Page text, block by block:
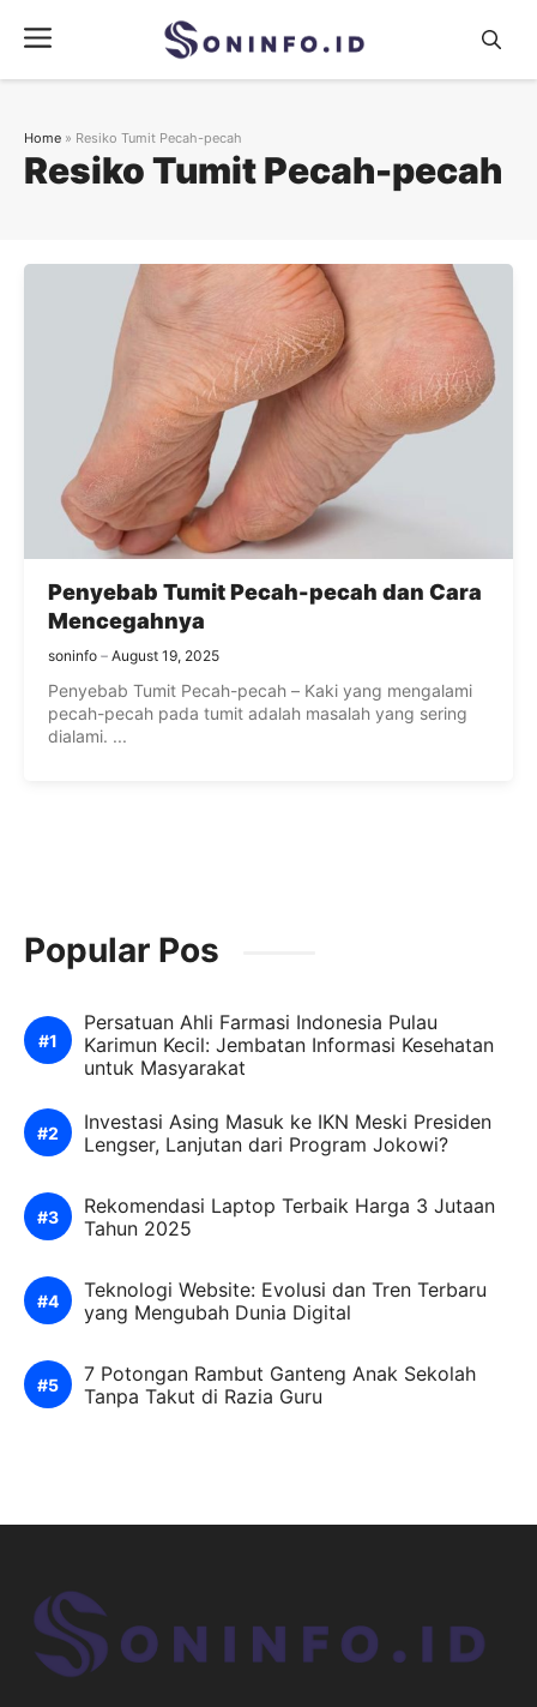
content
Menu
Resiko Tumit Pecah-pecah
Home » Resiko Tumit Pecah-pecah
Penyebab Tumit Pecah-pecah dan Cara
Mencegahnya
soninfo August 19, 2025
Penyebab Tumit Pecah-pecah – Kaki yang mengalami
pecah-pecah pada tumit adalah masalah yang sering
dialami. ...
Popular Pos
Persatuan Ahli Farmasi Indonesia Pulau
Karimun Kecil: Jembatan Informasi Kesehatan
untuk Masyarakat
Investasi Asing Masuk ke IKN Meski Presiden
Lengser, Lanjutan dari Program Jokowi?
Rekomendasi Laptop Terbaik Harga 3 Jutaan
Tahun 2025
Teknologi Website: Evolusi dan Tren Terbaru
yang Mengubah Dunia Digital
7 Potongan Rambut Ganteng Anak Sekolah
Tanpa Takut di Razia Guru